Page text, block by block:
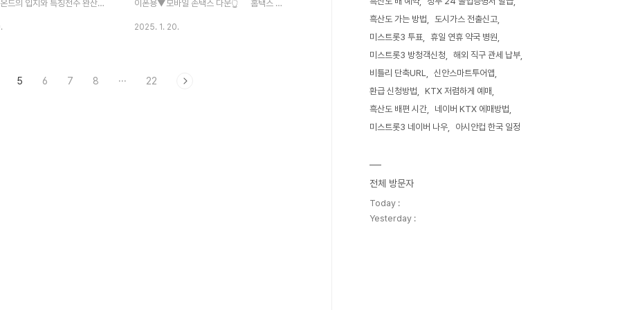
드의 입지와 특징전주 완산
터미널, 순천완주고속도로 동전
이폰용▼모바일 손택스 다운👆 홈택스 바
고, 민원 증명서발급 등 편리하게 모바일로
2025. 1. 20.
5 6 7 8 ··· 22
흑산도 가는 방법
도시가스 전출신고
미스트롯3 투표
휴일 연휴 약국 병원
미스트롯3 방청객신청
해외 직구 관세 납부
비틀리 단축URL
신안스마트투어앱
환급 신청방법
KTX 저렴하게 예매
흑산도 배편 시간
네이버 KTX 에매방법
미스트롯3 네이버 나우
아시안컵 한국 일정
전체 방문자
Today :
Yesterday :